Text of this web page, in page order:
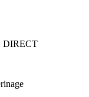
DIRECT